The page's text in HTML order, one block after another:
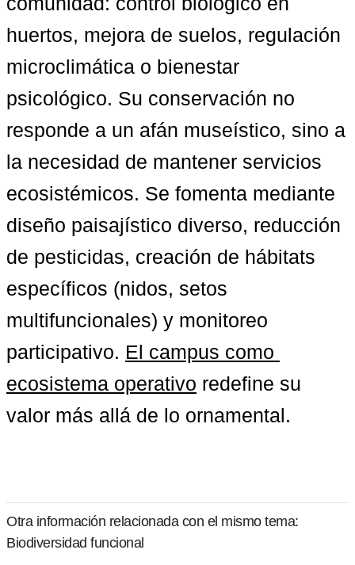
huertos, mejora de suelos, regulación
microclimática o bienestar
psicológico. Su conservación no
responde a un afán museístico, sino a
la necesidad de mantener servicios
ecosistémicos. Se fomenta mediante
diseño paisajístico diverso, reducción
de pesticidas, creación de hábitats
específicos (nidos, setos
multifuncionales) y monitoreo
participativo. El campus como
ecosistema operativo redefine su
valor más allá de lo ornamental.
Otra información relacionada con el mismo tema:
Biodiversidad funcional